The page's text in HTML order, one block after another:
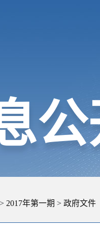
> 2017年第一期 > 政府文件